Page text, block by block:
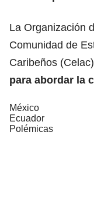
La Organización
Comunidad de
Caribeños
para abordar la
México
Ecuador
Polémicas